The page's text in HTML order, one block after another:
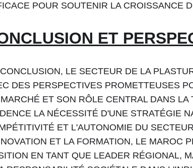
POUR SOUTENIR LA CROISSANCE
ET
LE SECTEUR DE LA
DES PERSPECTIVES PROMETTEUSES
ET SON RÔLE CENTRAL DANS
LA NÉCESSITÉ D'UNE STRATÉGIE
ET L'AUTONOMIE DU
ET LA FORMATION, LE MAROC
EN TANT QUE LEADER RÉGIONAL,